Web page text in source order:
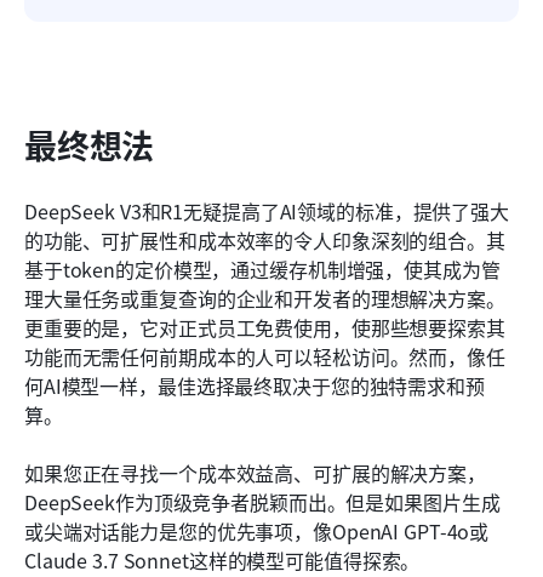
最终想法
DeepSeek V3和R1无疑提高了AI领域的标准，提供了强大
的功能、可扩展性和成本效率的令人印象深刻的组合。其
基于token的定价模型，通过缓存机制增强，使其成为管
理大量任务或重复查询的企业和开发者的理想解决方案。
更重要的是，它对正式员工免费使用，使那些想要探索其
功能而无需任何前期成本的人可以轻松访问。然而，像任
何AI模型一样，最佳选择最终取决于您的独特需求和预
算。
如果您正在寻找一个成本效益高、可扩展的解决方案，
DeepSeek作为顶级竞争者脱颖而出。但是如果图片生成
或尖端对话能力是您的优先事项，像OpenAI GPT-4o或
Claude 3.7 Sonnet这样的模型可能值得探索。